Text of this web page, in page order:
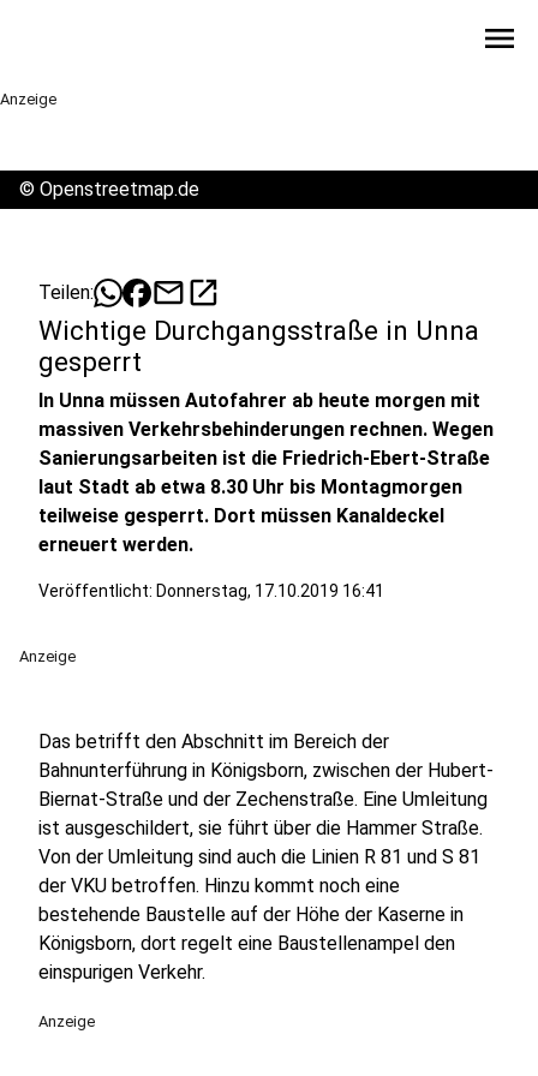
menu
Anzeige
© Openstreetmap.de
Teilen: mailopen_in_new
Wichtige Durchgangsstraße in Unna
gesperrt
In Unna müssen Autofahrer ab heute morgen mit
massiven Verkehrsbehinderungen rechnen. Wegen
Sanierungsarbeiten ist die Friedrich-Ebert-Straße
laut Stadt ab etwa 8.30 Uhr bis Montagmorgen
teilweise gesperrt. Dort müssen Kanaldeckel
erneuert werden.
Veröffentlicht: Donnerstag, 17.10.2019 16:41
Anzeige
Das betrifft den Abschnitt im Bereich der
Bahnunterführung in Königsborn, zwischen der Hubert-
Biernat-Straße und der Zechenstraße. Eine Umleitung
ist ausgeschildert, sie führt über die Hammer Straße.
Von der Umleitung sind auch die Linien R 81 und S 81
der VKU betroffen. Hinzu kommt noch eine
bestehende Baustelle auf der Höhe der Kaserne in
Königsborn, dort regelt eine Baustellenampel den
einspurigen Verkehr.
Anzeige